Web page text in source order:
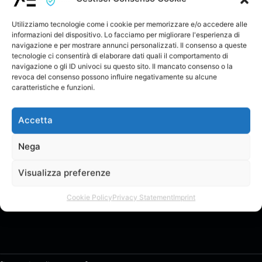
Utilizziamo tecnologie come i cookie per memorizzare e/o accedere alle
informazioni del dispositivo. Lo facciamo per migliorare l'esperienza di
navigazione e per mostrare annunci personalizzati. Il consenso a queste
tecnologie ci consentirà di elaborare dati quali il comportamento di
navigazione o gli ID univoci su questo sito. Il mancato consenso o la
revoca del consenso possono influire negativamente su alcune
caratteristiche e funzioni.
Accetta
Nega
Visualizza preferenze
Cookie PolicyPrivacy StatementImprint
LIVELLO:
il genere…complimenti.
Se carichi i brani sul tuo profilo, il prima
possibile ti lascerò un feedback dettagliato.
Guide su come personalizzare il profilo e
caricare brani/album:
https://www.artistiemergenti.online/wiki-
ADMIN